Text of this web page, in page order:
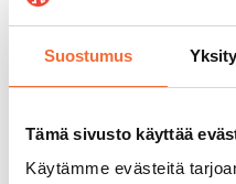
Suostumus
Tämä sivusto käyttää
Käytämme evästeitä